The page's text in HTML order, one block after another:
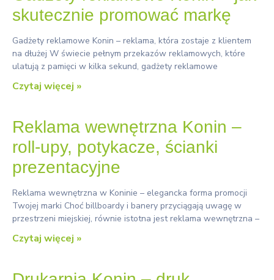
skutecznie promować markę
Gadżety reklamowe Konin – reklama, która zostaje z klientem
na dłużej W świecie pełnym przekazów reklamowych, które
ulatują z pamięci w kilka sekund, gadżety reklamowe
Czytaj więcej »
Reklama wewnętrzna Konin –
roll‑upy, potykacze, ścianki
prezentacyjne
Reklama wewnętrzna w Koninie – elegancka forma promocji
Twojej marki Choć billboardy i banery przyciągają uwagę w
przestrzeni miejskiej, równie istotna jest reklama wewnętrzna –
Czytaj więcej »